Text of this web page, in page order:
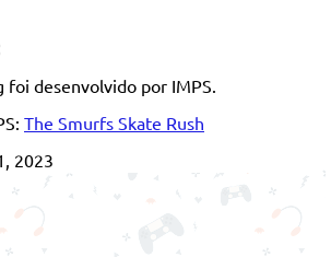
foi desenvolvido por IMPS.
The Smurfs Skate Rush
2023